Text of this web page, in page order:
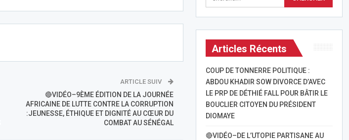
ARTICLE SUIV
🔴VIDÉO–9ÈME ÉDITION DE LA JOURNÉE
AFRICAINE DE LUTTE CONTRE LA CORRUPTION
:JEUNESSE, ÉTHIQUE ET DIGNITÉ AU CŒUR DU
COMBAT AU SÉNÉGAL
Articles Récents
COUP DE TONNERRE POLITIQUE :
ABDOU KHADIR SOW DIVORCE D’AVEC
LE PRP DE DÉTHIÉ FALL POUR BÂTIR LE
BOUCLIER CITOYEN DU PRÉSIDENT
DIOMAYE
🔴VIDÉO–DE L’UTOPIE PARTISANE AU